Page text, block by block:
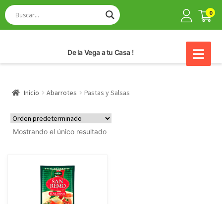
0
De la Vega a tu Casa !
Inicio Abarrotes Pastas y Salsas
Mostrando el único resultado